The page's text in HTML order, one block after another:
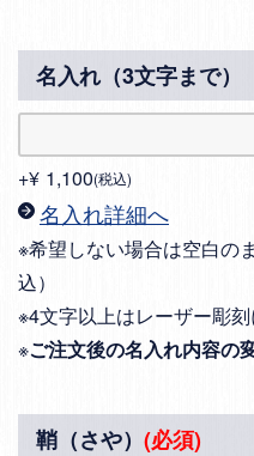
名入れ（3文字まで）
+¥ 1,100 税込
名入れ詳細へ
※希望しない場合は空白の
込）
※4文字以上はレーザー彫刻
※ご注文後の名入れ内容の
鞘（さや） (必須)